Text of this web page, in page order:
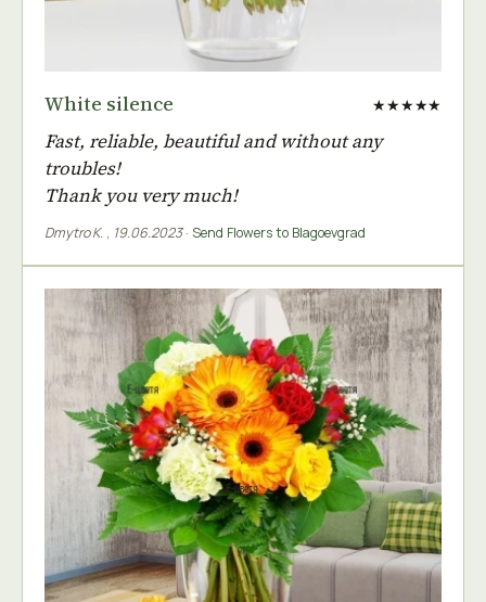
White silence ★★★★★
Fast, reliable, beautiful and without any
troubles!
Thank you very much!
Dmytro K. , 19.06.2023· Send Flowers to Blagoevgrad